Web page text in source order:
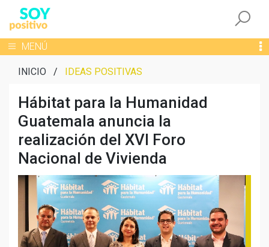
Toggle navigation
MENÚ
INICIO / IDEAS POSITIVAS
Hábitat para la Humanidad
Guatemala anuncia la
realización del XVI Foro
Nacional de Vivienda